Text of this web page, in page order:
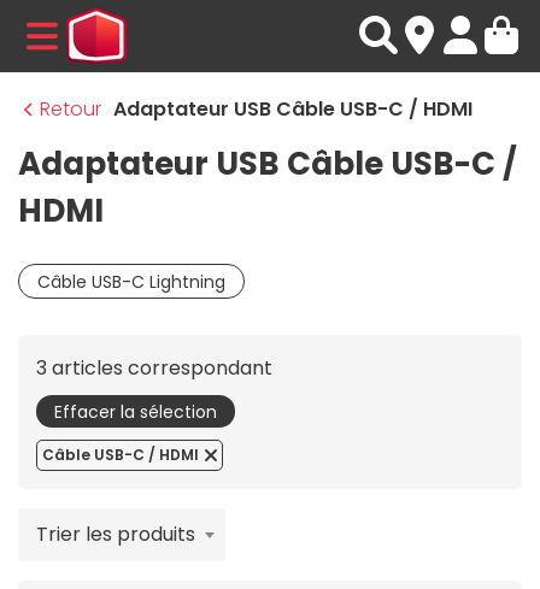
MENU
Retour Adaptateur USB Câble USB-C / HDMI
Adaptateur USB Câble USB-C /
HDMI
Câble USB-C Lightning
3 articles correspondant
Effacer la sélection
Câble USB-C / HDMI
Trier les produits